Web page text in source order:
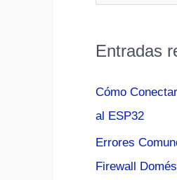
u
c
o
r
Entradas
Cómo
al ESP32
Errores
Firewall